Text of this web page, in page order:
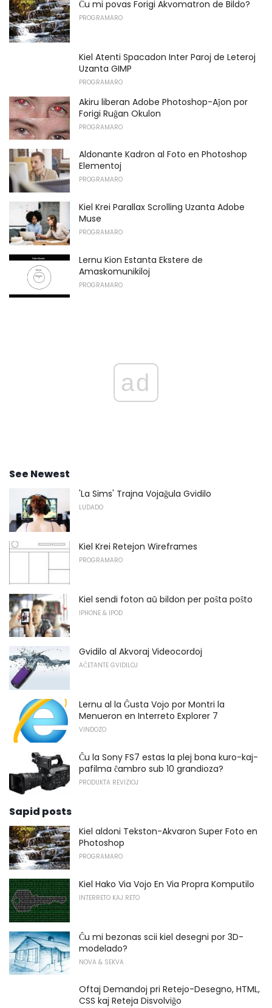
Ĉu mi povas Forigi Akvomatron de Bildo?
PROGRAMARO
Kiel Atenti Spacadon Inter Paroj de Leteroj
Uzanta GIMP
PROGRAMARO
Akiru liberan Adobe Photoshop-Aĵon por
Forigi Ruĝan Okulon
PROGRAMARO
Aldonante Kadron al Foto en Photoshop
Elementoj
PROGRAMARO
Kiel Krei Parallax Scrolling Uzanta Adobe
Muse
PROGRAMARO
Lernu Kion Estanta Ekstere de
Amaskomunikiloj
PROGRAMARO
ad
See Newest
'La Sims' Trajna Vojaĝula Gvidilo
LUDADO
Kiel Krei Retejon Wireframes
PROGRAMARO
Kiel sendi foton aŭ bildon per poŝta poŝto
IPHONE & IPOD
Gvidilo al Akvoraj Videocordoj
AĈETANTE GVIDILOJ
Lernu al la Ĝusta Vojo por Montri la
Menueron en Interreto Explorer 7
VINDOZO
Ĉu la Sony FS7 estas la plej bona kuro-kaj-
pafilma ĉambro sub 10 grandioza?
PRODUKTA REVIZIOJ
Sapid posts
Kiel aldoni Tekston-Akvaron Super Foto en
Photoshop
PROGRAMARO
Kiel Hako Via Vojo En Via Propra Komputilo
INTERRETO KAJ RETO
Ĉu mi bezonas scii kiel desegni por 3D-
modelado?
NOVA & SEKVA
Oftaj Demandoj pri Retejo-Desegno, HTML,
CSS kaj Reteja Disvolviĝo